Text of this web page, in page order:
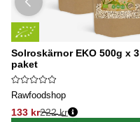
Solroskärnor EKO 500g x 3
paket
Rawfoodshop
133 kr222 kr